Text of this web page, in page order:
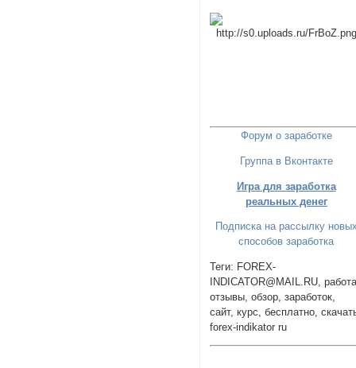
Форум о заработке
Группа в Вконтакте
Игра для заработка
реальных денег
Подписка на рассылку
способов заработка
Теги: FOREX-
INDICATOR@MAIL.RU,
отзывы, обзор, заработок,
сайт, курс, бесплатно,
forex-indikator ru